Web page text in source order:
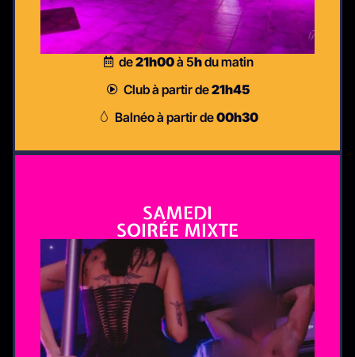
de21h00à 5hdu matin
Club à partir de21h45
Balnéo à partir de00h30
SAMEDI
SOIRÉE MIXTE